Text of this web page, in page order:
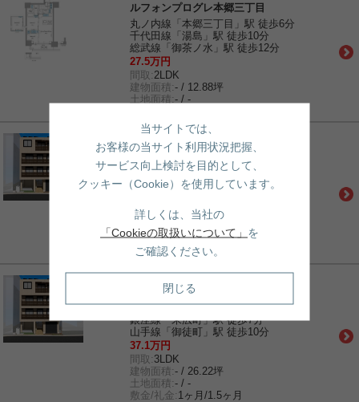
ルフォンプログレ本郷三丁目
丸ノ内線「本郷三丁目」駅 徒歩6分
千代田線「湯島」駅 徒歩10分
総武線「御茶ノ水」駅 徒歩12分
27.5万円
間取: 2LDK
建物面積:- / 12.88坪
土地面積:- / -
賃貸｜マンション
チェスナット
千代田線「湯島」駅 徒歩4分
銀座線「末広町」駅 徒歩7分
山手線「御徒町」駅 徒歩10分
間取:3LDK
建物面積:- / 26.22坪
土地面積:- / -
敷金/礼金: 1ヶ月/1.5ヶ月
賃貸｜マンション
チェスナット
千代田線「湯島」駅 徒歩4分
銀座線「末広町」駅 徒歩7分
山手線「御徒町」駅 徒歩10分
37.1万円
間取: 3LDK
建物面積:- / 26.22坪
土地面積:- / -
敷金/礼金: 1ヶ月/1.5ヶ月
当サイトでは、
お客様の当サイト利用状況把握、
サービス向上検討を目的として、
クッキー（Cookie）を使用しています。
詳しくは、当社の
「Cookieの取扱いについて」 を
ご確認ください。
閉じる